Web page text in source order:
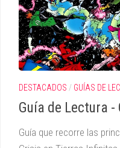
DESTACADOS / GUÍAS DE
Guía de Lectura -
Guía que recorre las